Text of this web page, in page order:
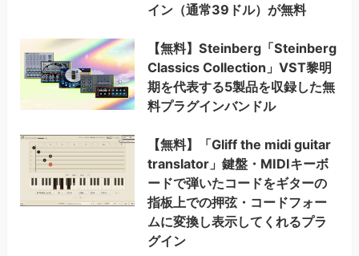
イン（通常39ドル）が無料
【無料】Steinberg「Steinberg
Classics Collection」VST黎明
期を代表する5製品を収録した無
料プラグインバンドル
【無料】「Gliff the midi guitar
translator」鍵盤・MIDIキーボ
ードで弾いたコードをギターの
指板上での押弦・コードフォー
ムに変換し表示してくれるプラ
グイン